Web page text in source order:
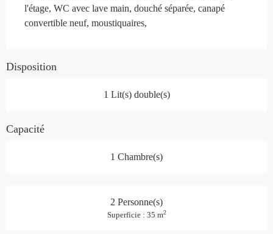
l'étage, WC avec lave main, douché séparée, canapé
convertible neuf, moustiquaires,
Disposition
1 Lit(s) double(s)
Capacité
1 Chambre(s)
2 Personne(s)
Superficie : 35 m2